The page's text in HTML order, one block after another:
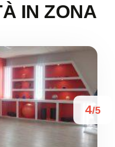
IN ZONA
4/5